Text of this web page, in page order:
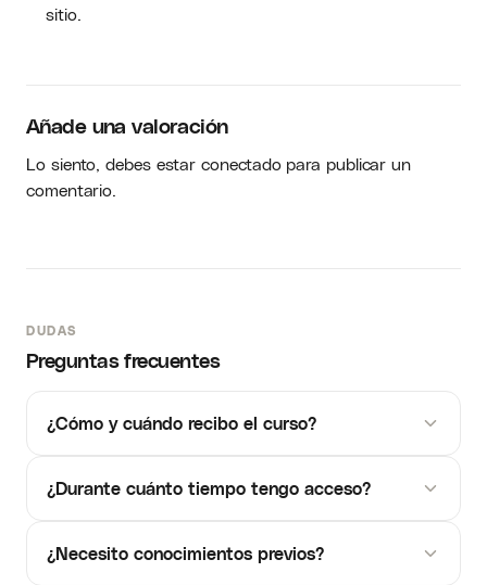
sitio.
Añade una valoración
Lo siento, debes estarconectadopara publicar un
comentario.
DUDAS
Preguntas frecuentes
¿Cómo y cuándo recibo el curso?
¿Durante cuánto tiempo tengo acceso?
¿Necesito conocimientos previos?